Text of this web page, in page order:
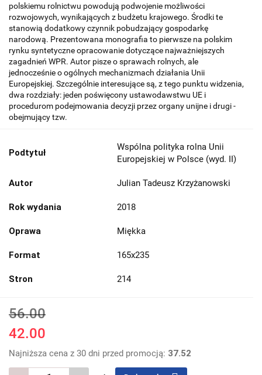
polskiemu rolnictwu powodują podwojenie możliwości
rozwojowych, wynikających z budżetu krajowego. Środki te
stanowią dodatkowy czynnik pobudzający gospodarkę
narodową. Prezentowana monografia to pierwsze na polskim
rynku syntetyczne opracowanie dotyczące najważniejszych
zagadnień WPR. Autor pisze o sprawach rolnych, ale
jednocześnie o ogólnych mechanizmach działania Unii
Europejskiej. Szczególnie interesujące są, z tego punktu widzenia,
dwa rozdziały: jeden poświęcony ustawodawstwu UE i
procedurom podejmowania decyzji przez organy unijne i drugi -
obejmujący tzw.
Podtytuł
Wspólna polityka rolna Unii
Europejskiej w Polsce (wyd. II)
Autor Julian Tadeusz Krzyżanowski
Rok wydania 2018
Oprawa Miękka
Format 165x235
Stron 214
56.00
42.00
Najniższa cena z 30 dni przed promocją: 37.52